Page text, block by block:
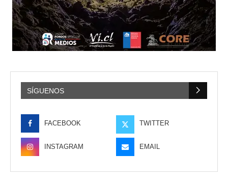
SÍGUENOS
FACEBOOK TWITTER
INSTAGRAM EMAIL